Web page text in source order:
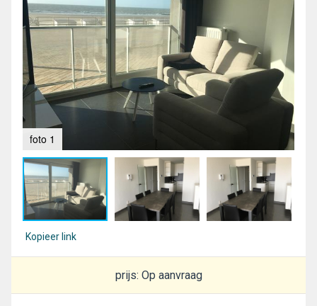
foto 1
Kopieer link
prijs: Op aanvraag